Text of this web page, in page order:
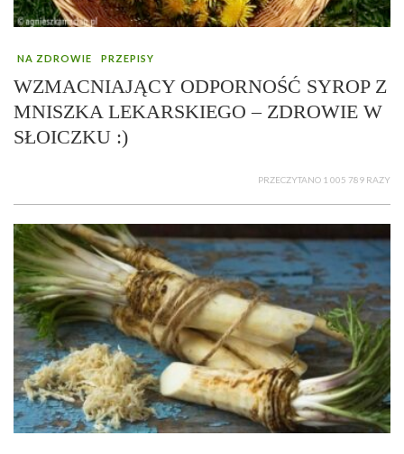
NA ZDROWIE PRZEPISY
WZMACNIAJĄCY ODPORNOŚĆ SYROP Z
MNISZKA LEKARSKIEGO – ZDROWIE W
SŁOICZKU :)
PRZECZYTANO 1 005 789 RAZY